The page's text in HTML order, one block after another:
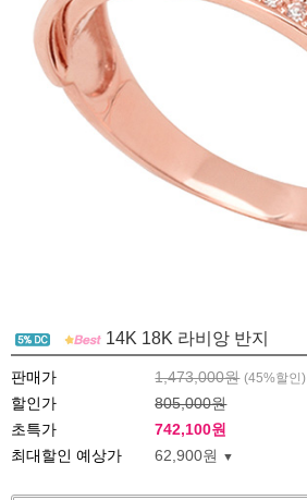
14K 18K 라비앙 반지
판매가 1,473,000원 (45%할인)
할인가
805,000원
초특가
742,100원
최대할인 예상가
62,900원